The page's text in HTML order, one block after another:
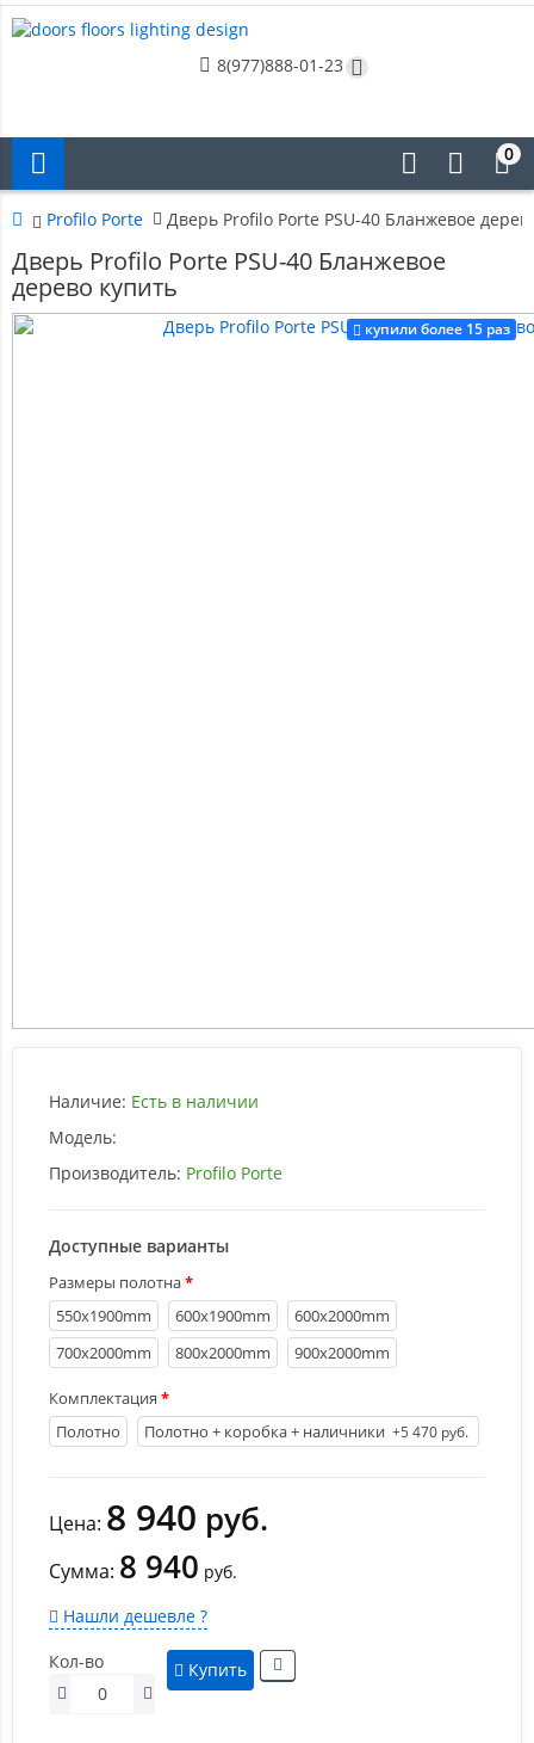
8(977)888-01-23
0
Profilo Porte Дверь Profilo Porte PSU-40 Бланжевое
Дверь Profilo Porte PSU-40 Бланжевое
дерево купить
купили более 15 раз
Наличие: Есть в наличии
Модель:
Производитель: Profilo Porte
Доступные варианты
Размеры полотна
550х1900mm
600х1900mm
600х2000mm
700х2000mm
800х2000mm 900х2000mm
Комплектация
Полотно
Полотно + коробка + наличники +5 470 руб.
Цена: 8 940 руб.
Сумма: 8 940 руб.
Нашли дешевле ?
Кол-во
Купить